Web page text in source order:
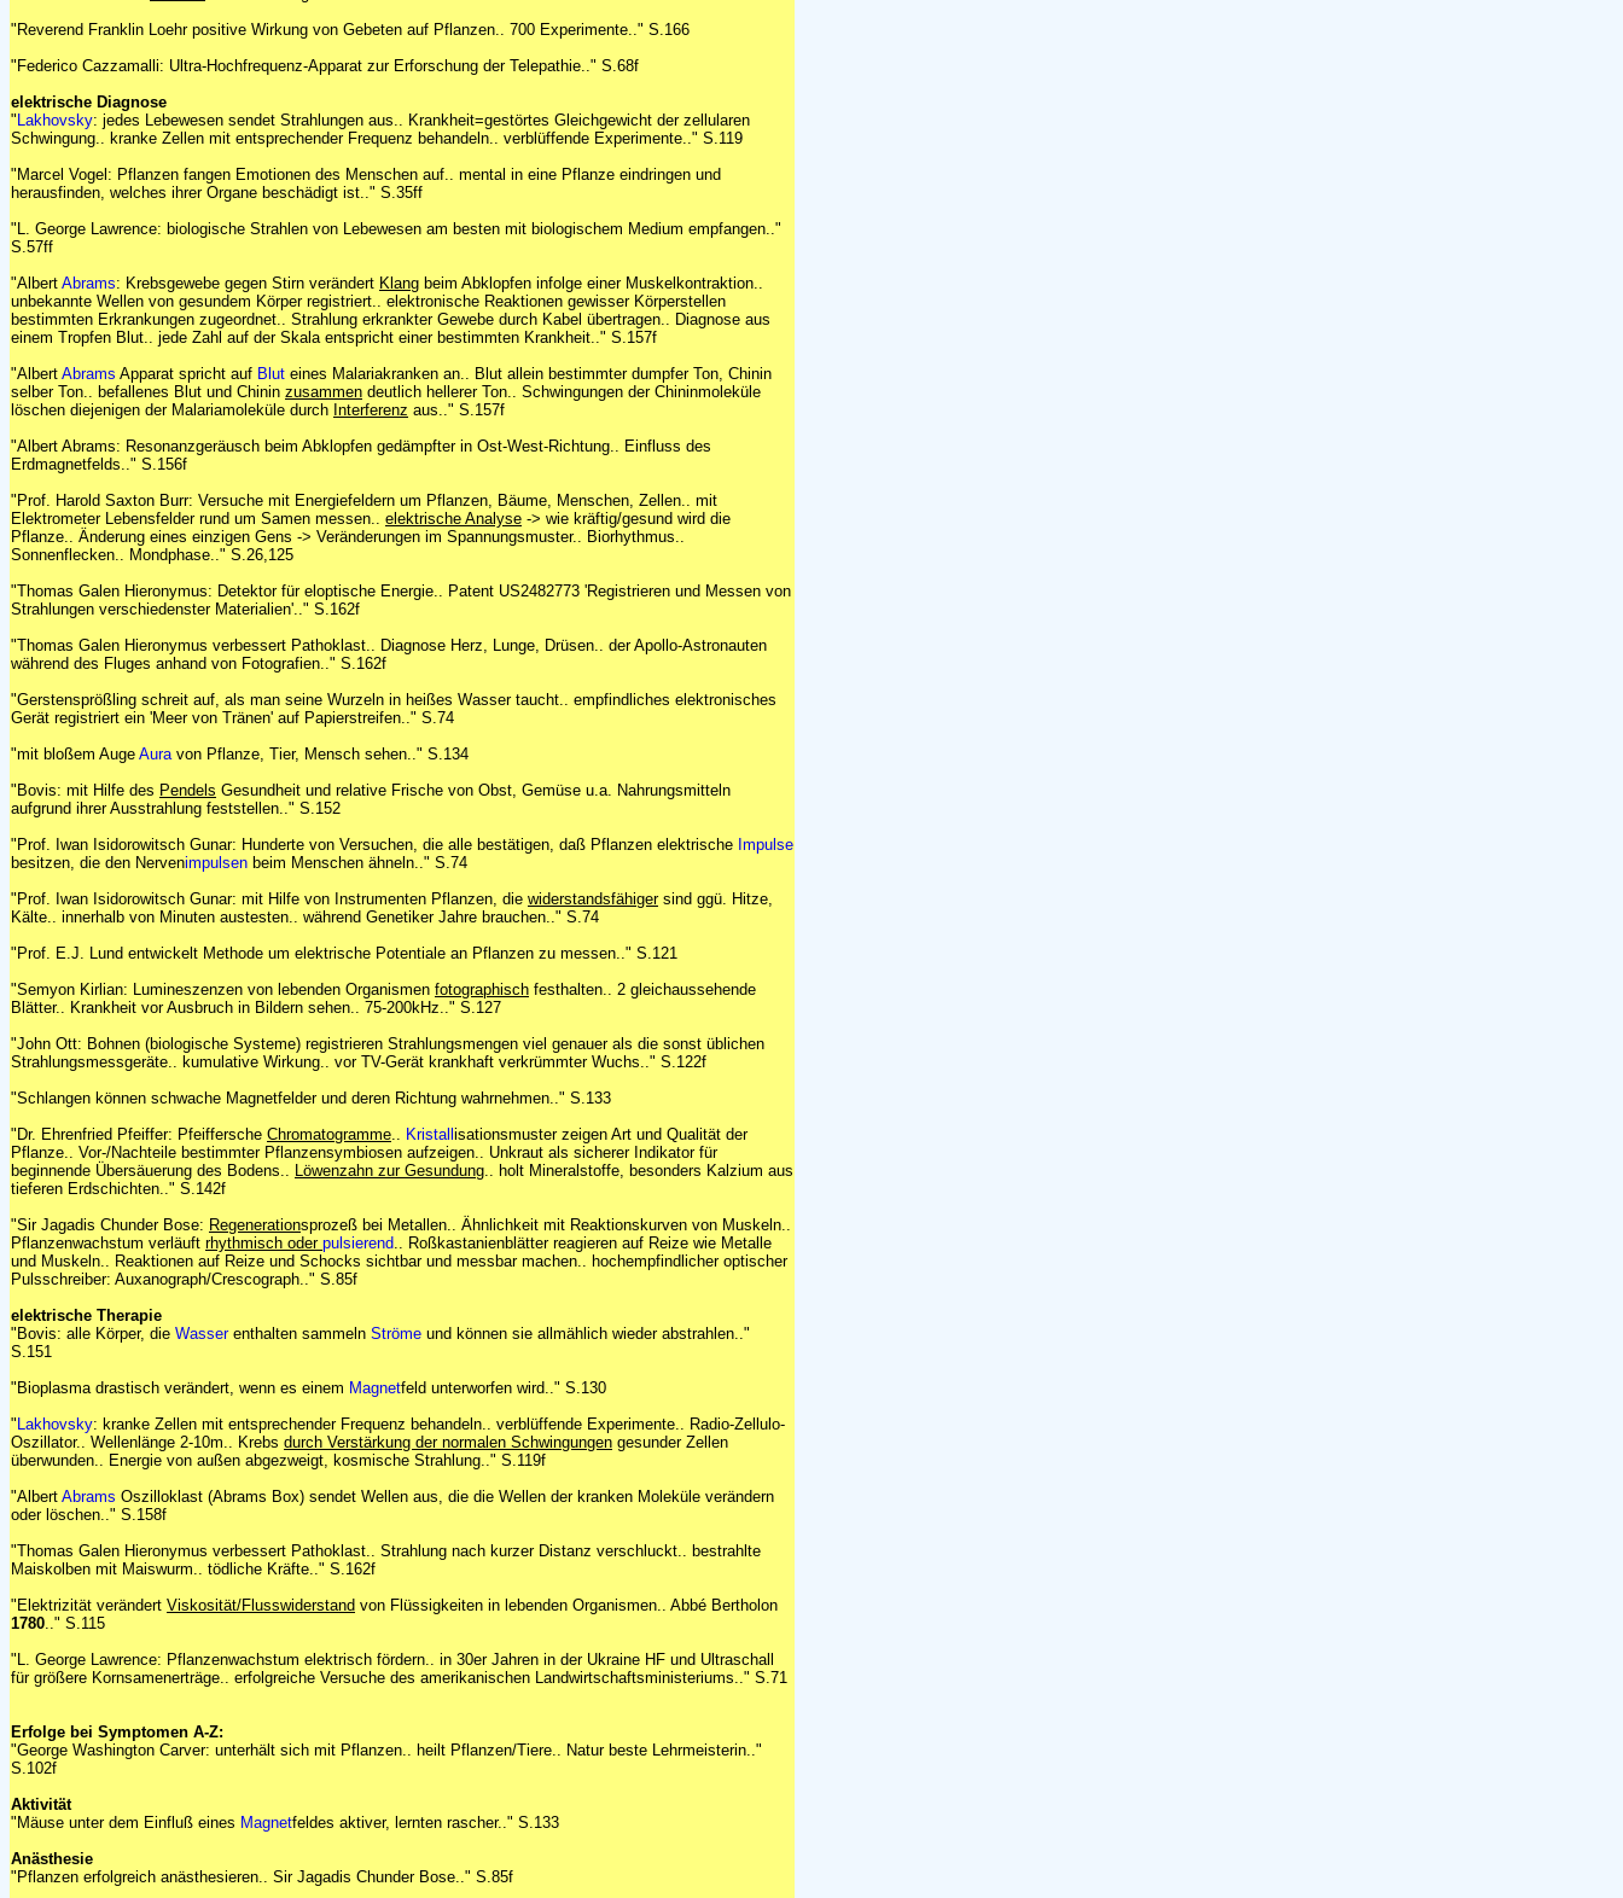
"Reverend Franklin Loehr positive Wirkung von Gebeten auf Pflanzen.. 700 Experimente.." S.166
"Federico Cazzamalli: Ultra-Hochfrequenz-Apparat zur Erforschung der Telepathie.." S.68f
elektrische Diagnose
"Lakhovsky: jedes Lebewesen sendet Strahlungen aus.. Krankheit=gestörtes Gleichgewicht der zellularen
Schwingung.. kranke Zellen mit entsprechender Frequenz behandeln.. verblüffende Experimente.." S.119
"Marcel Vogel: Pflanzen fangen Emotionen des Menschen auf.. mental in eine Pflanze eindringen und
herausfinden, welches ihrer Organe beschädigt ist.." S.35ff
"L. George Lawrence: biologische Strahlen von Lebewesen am besten mit biologischem Medium empfangen.."
S.57ff
"Albert Abrams: Krebsgewebe gegen Stirn verändert Klang beim Abklopfen infolge einer Muskelkontraktion..
unbekannte Wellen von gesundem Körper registriert.. elektronische Reaktionen gewisser Körperstellen
bestimmten Erkrankungen zugeordnet.. Strahlung erkrankter Gewebe durch Kabel übertragen.. Diagnose aus
einem Tropfen Blut.. jede Zahl auf der Skala entspricht einer bestimmten Krankheit.." S.157f
"Albert Abrams Apparat spricht auf Blut eines Malariakranken an.. Blut allein bestimmter dumpfer Ton, Chinin
selber Ton.. befallenes Blut und Chinin zusammen deutlich hellerer Ton.. Schwingungen der Chininmoleküle
löschen diejenigen der Malariamoleküle durch Interferenz aus.." S.157f
"Albert Abrams: Resonanzgeräusch beim Abklopfen gedämpfter in Ost-West-Richtung.. Einfluss des
Erdmagnetfelds.." S.156f
"Prof. Harold Saxton Burr: Versuche mit Energiefeldern um Pflanzen, Bäume, Menschen, Zellen.. mit
Elektrometer Lebensfelder rund um Samen messen.. elektrische Analyse -> wie kräftig/gesund wird die
Pflanze.. Änderung eines einzigen Gens -> Veränderungen im Spannungsmuster.. Biorhythmus..
Sonnenflecken.. Mondphase.." S.26,125
"Thomas Galen Hieronymus: Detektor für eloptische Energie.. Patent US2482773 'Registrieren und Messen von
Strahlungen verschiedenster Materialien'.." S.162f
"Thomas Galen Hieronymus verbessert Pathoklast.. Diagnose Herz, Lunge, Drüsen.. der Apollo-Astronauten
während des Fluges anhand von Fotografien.." S.162f
"Gerstensprößling schreit auf, als man seine Wurzeln in heißes Wasser taucht.. empfindliches elektronisches
Gerät registriert ein 'Meer von Tränen' auf Papierstreifen.." S.74
"mit bloßem Auge Aura von Pflanze, Tier, Mensch sehen.." S.134
"Bovis: mit Hilfe des Pendels Gesundheit und relative Frische von Obst, Gemüse u.a. Nahrungsmitteln
aufgrund ihrer Ausstrahlung feststellen.." S.152
"Prof. Iwan Isidorowitsch Gunar: Hunderte von Versuchen, die alle bestätigen, daß Pflanzen elektrische Impulse
besitzen, die den Nervenimpulsen beim Menschen ähneln.." S.74
"Prof. Iwan Isidorowitsch Gunar: mit Hilfe von Instrumenten Pflanzen, die widerstandsfähigersind ggü. Hitze,
Kälte.. innerhalb von Minuten austesten.. während Genetiker Jahre brauchen.." S.74
"Prof. E.J. Lund entwickelt Methode um elektrische Potentiale an Pflanzen zu messen.." S.121
"Semyon Kirlian: Lumineszenzen von lebenden Organismen fotographisch festhalten.. 2 gleichaussehende
Blätter.. Krankheit vor Ausbruch in Bildern sehen.. 75-200kHz.." S.127
"John Ott: Bohnen (biologische Systeme) registrieren Strahlungsmengen viel genauer als die sonst üblichen
Strahlungsmessgeräte.. kumulative Wirkung.. vor TV-Gerät krankhaft verkrümmter Wuchs.." S.122f
"Schlangen können schwache Magnetfelder und deren Richtung wahrnehmen.." S.133
"Dr. Ehrenfried Pfeiffer: Pfeiffersche Chromatogramme Kristallisationsmuster zeigen Art und Qualität der
Pflanze.. Vor-/Nachteile bestimmter Pflanzensymbiosen aufzeigen.. Unkraut als sicherer Indikator für
beginnende Übersäuerung des Bodens.. Löwenzahn zur Gesundung .. holt Mineralstoffe, besonders Kalzium aus
tieferen Erdschichten.." S.142f
"Sir Jagadis Chunder Bose: Regenerationsprozeß bei Metallen.. Ähnlichkeit mit Reaktionskurven von Muskeln..
Pflanzenwachstum verläuft rhythmisch oder pulsierend .. Roßkastanienblätter reagieren auf Reize wie Metalle
und Muskeln.. Reaktionen auf Reize und Schocks sichtbar und messbar machen.. hochempfindlicher optischer
Pulsschreiber: Auxanograph/Crescograph.." S.85f
elektrische Therapie
"Bovis: alle Körper, die Wasserenthalten sammeln Ströme und können sie allmählich wieder abstrahlen.."
S.151
"Bioplasma drastisch verändert, wenn es einem Magnetfeld unterworfen wird.." S.130
"Lakhovsky: kranke Zellen mit entsprechender Frequenz behandeln.. verblüffende Experimente.. Radio-Zellulo-
Oszillator.. Wellenlänge 2-10m.. Krebs durch Verstärkung der normalen Schwingungen gesunder Zellen
überwunden.. Energie von außen abgezweigt, kosmische Strahlung.." S.119f
"Albert Abrams Oszilloklast (Abrams Box) sendet Wellen aus, die die Wellen der kranken Moleküle verändern
oder löschen.." S.158f
"Thomas Galen Hieronymus verbessert Pathoklast.. Strahlung nach kurzer Distanz verschluckt.. bestrahlte
Maiskolben mit Maiswurm.. tödliche Kräfte.." S.162f
"Elektrizität verändert Viskosität/Flusswiderstand von Flüssigkeiten in lebenden Organismen.. Abbé Bertholon
1780 .." S.115
"L. George Lawrence: Pflanzenwachstum elektrisch fördern.. in 30er Jahren in der Ukraine HF und Ultraschall
für größere Kornsamenerträge.. erfolgreiche Versuche des amerikanischen Landwirtschaftsministeriums.." S.71
Erfolge bei Symptomen A-Z:
"George Washington Carver: unterhält sich mit Pflanzen.. heilt Pflanzen/Tiere.. Natur beste Lehrmeisterin.."
S.102f
Aktivität
"Mäuse unter dem Einfluß eines Magnetfeldes aktiver, lernten rascher.." S.133
Anästhesie
"Pflanzen erfolgreich anästhesieren.. Sir Jagadis Chunder Bose.." S.85f